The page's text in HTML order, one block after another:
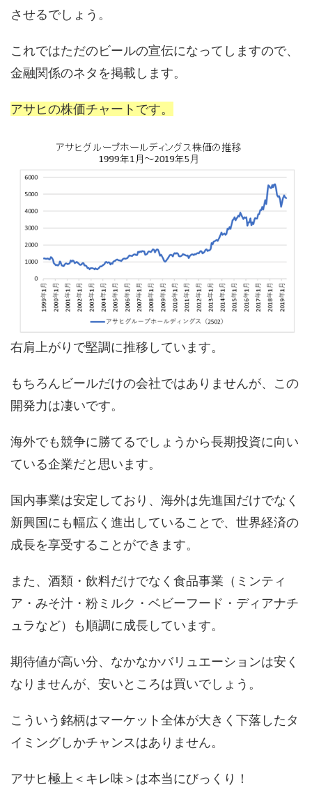
させるでしょう。
これではただのビールの宣伝になってしますので、
金融関係のネタを掲載します。
アサヒの株価チャートです。
右肩上がりで堅調に推移しています。
もちろんビールだけの会社ではありませんが、この
開発力は凄いです。
海外でも競争に勝てるでしょうから長期投資に向い
ている企業だと思います。
国内事業は安定しており、海外は先進国だけでなく
新興国にも幅広く進出していることで、世界経済の
成長を享受することができます。
また、酒類・飲料だけでなく食品事業（ミンティ
ア・みそ汁・粉ミルク・ベビーフード・ディアナチ
ュラなど）も順調に成長しています。
期待値が高い分、なかなかバリュエーションは安く
なりませんが、安いところは買いでしょう。
こういう銘柄はマーケット全体が大きく下落したタ
イミングしかチャンスはありません。
アサヒ極上＜キレ味＞は本当にびっくり！